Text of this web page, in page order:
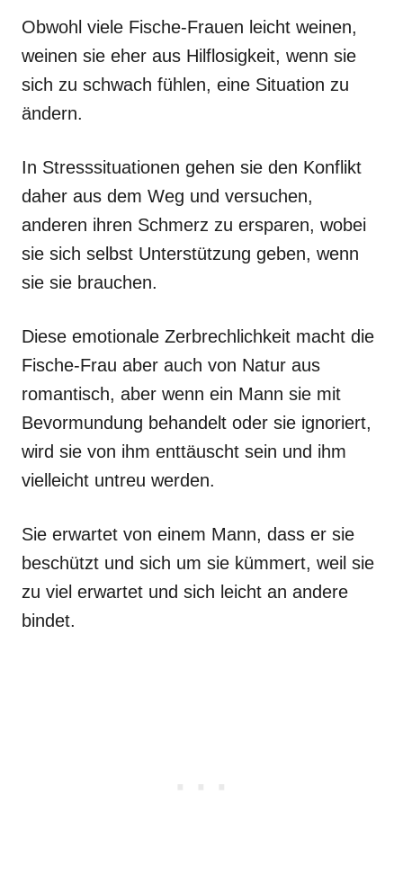
Obwohl viele Fische-Frauen leicht weinen,
weinen sie eher aus Hilflosigkeit, wenn sie
sich zu schwach fühlen, eine Situation zu
ändern.
In Stresssituationen gehen sie den Konflikt
daher aus dem Weg und versuchen,
anderen ihren Schmerz zu ersparen, wobei
sie sich selbst Unterstützung geben, wenn
sie sie brauchen.
Diese emotionale Zerbrechlichkeit macht die
Fische-Frau aber auch von Natur aus
romantisch, aber wenn ein Mann sie mit
Bevormundung behandelt oder sie ignoriert,
wird sie von ihm enttäuscht sein und ihm
vielleicht untreu werden.
Sie erwartet von einem Mann, dass er sie
beschützt und sich um sie kümmert, weil sie
zu viel erwartet und sich leicht an andere
bindet.